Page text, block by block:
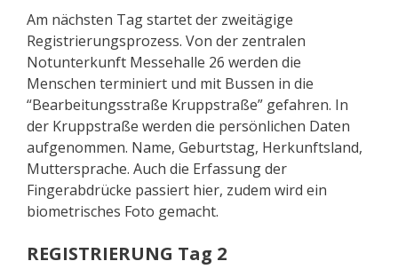
Am nächsten Tag startet der zweitägige
Registrierungsprozess. Von der zentralen
Notunterkunft Messehalle 26 werden die
Menschen terminiert und mit Bussen in die
“Bearbeitungsstraße Kruppstraße” gefahren. In
der Kruppstraße werden die persönlichen Daten
aufgenommen. Name, Geburtstag, Herkunftsland,
Muttersprache. Auch die Erfassung der
Fingerabdrücke passiert hier, zudem wird ein
biometrisches Foto gemacht.
REGISTRIERUNG Tag 2